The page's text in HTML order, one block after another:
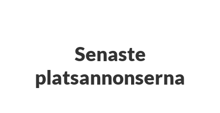
Senaste
platsannonserna